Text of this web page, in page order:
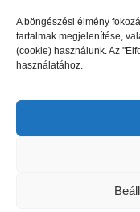
A böngészési élmény
tartalmak megjelenítése,
(cookie) használunk. Az
használatához.
előző cikk
Gödöllői